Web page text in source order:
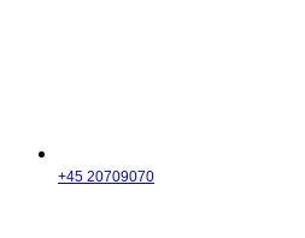
+45 20709070